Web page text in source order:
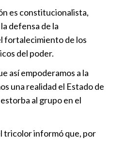
es constitucionalista,
defensa de la
fortalecimiento de los
del poder.
así empoderamos a la
una realidad el Estado de
al grupo en el
tricolor informó que, por